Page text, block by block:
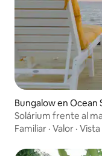
Bungalow en Ocean
Solárium frente al
fogata
Familiar · Valor · Vista